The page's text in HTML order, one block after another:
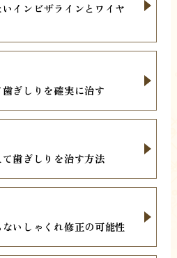
インビザラインとワイヤ
ぎしりを確実に治す
歯ぎしりを治す方法
いしゃくれ修正の可能性